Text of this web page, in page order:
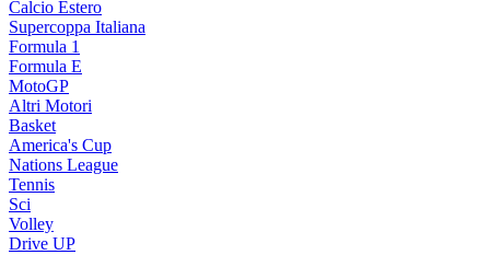
Calcio Estero
Supercoppa Italiana
Formula 1
Formula E
MotoGP
Altri Motori
Basket
America's Cup
Nations League
Tennis
Sci
Volley
Drive UP